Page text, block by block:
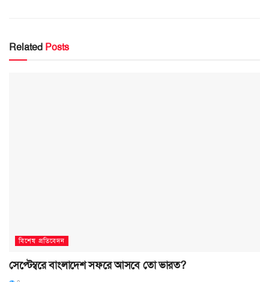
Related Posts
বিশেষ প্রতিবেদন
সেপ্টেম্বরে বাংলাদেশ সফরে আসবে তো ভারত?